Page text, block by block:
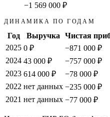
−1 569 000 ₽
ДИНАМИКА ПО ГОДАМ
Год Выручка Чистая
2025 0 ₽ −871 000 ₽
2024 43 000 ₽ −757 000 ₽
2023 614 000 ₽ −78 000 ₽
2022 нет данных −235 000 ₽
2021 нет данных −77 000 ₽